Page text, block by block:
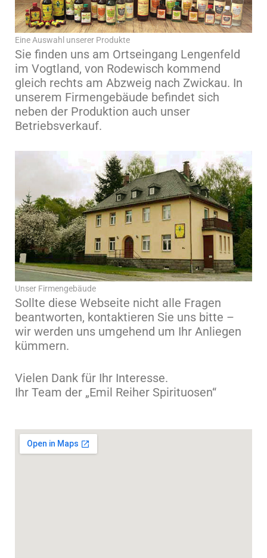
Eine Auswahl unserer Produkte
Sie finden uns am Ortseingang Lengenfeld
im Vogtland, von Rodewisch kommend
gleich rechts am Abzweig nach Zwickau. In
unserem Firmengebäude befindet sich
neben der Produktion auch unser
Betriebsverkauf.
Unser Firmengebäude
Sollte diese Webseite nicht alle Fragen
beantworten, kontaktieren Sie uns bitte –
wir werden uns umgehend um Ihr Anliegen
kümmern.
Vielen Dank für Ihr Interesse.
Ihr Team der „Emil Reiher Spirituosen“